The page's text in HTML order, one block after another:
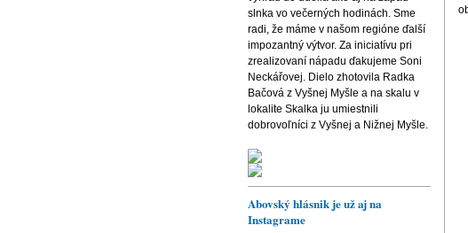
slnka vo večerných hodinách. Sme
radi, že máme v našom regióne ďalší
impozantný výtvor. Za iniciatívu pri
zrealizovaní nápadu ďakujeme Soni
Neckářovej. Dielo zhotovila Radka
Bačová z Vyšnej Myšle a na skalu v
lokalite Skalka ju umiestnili
dobrovoľníci z Vyšnej a Nižnej Myšle.
Abovský hlásnik je už aj na
Instagrame